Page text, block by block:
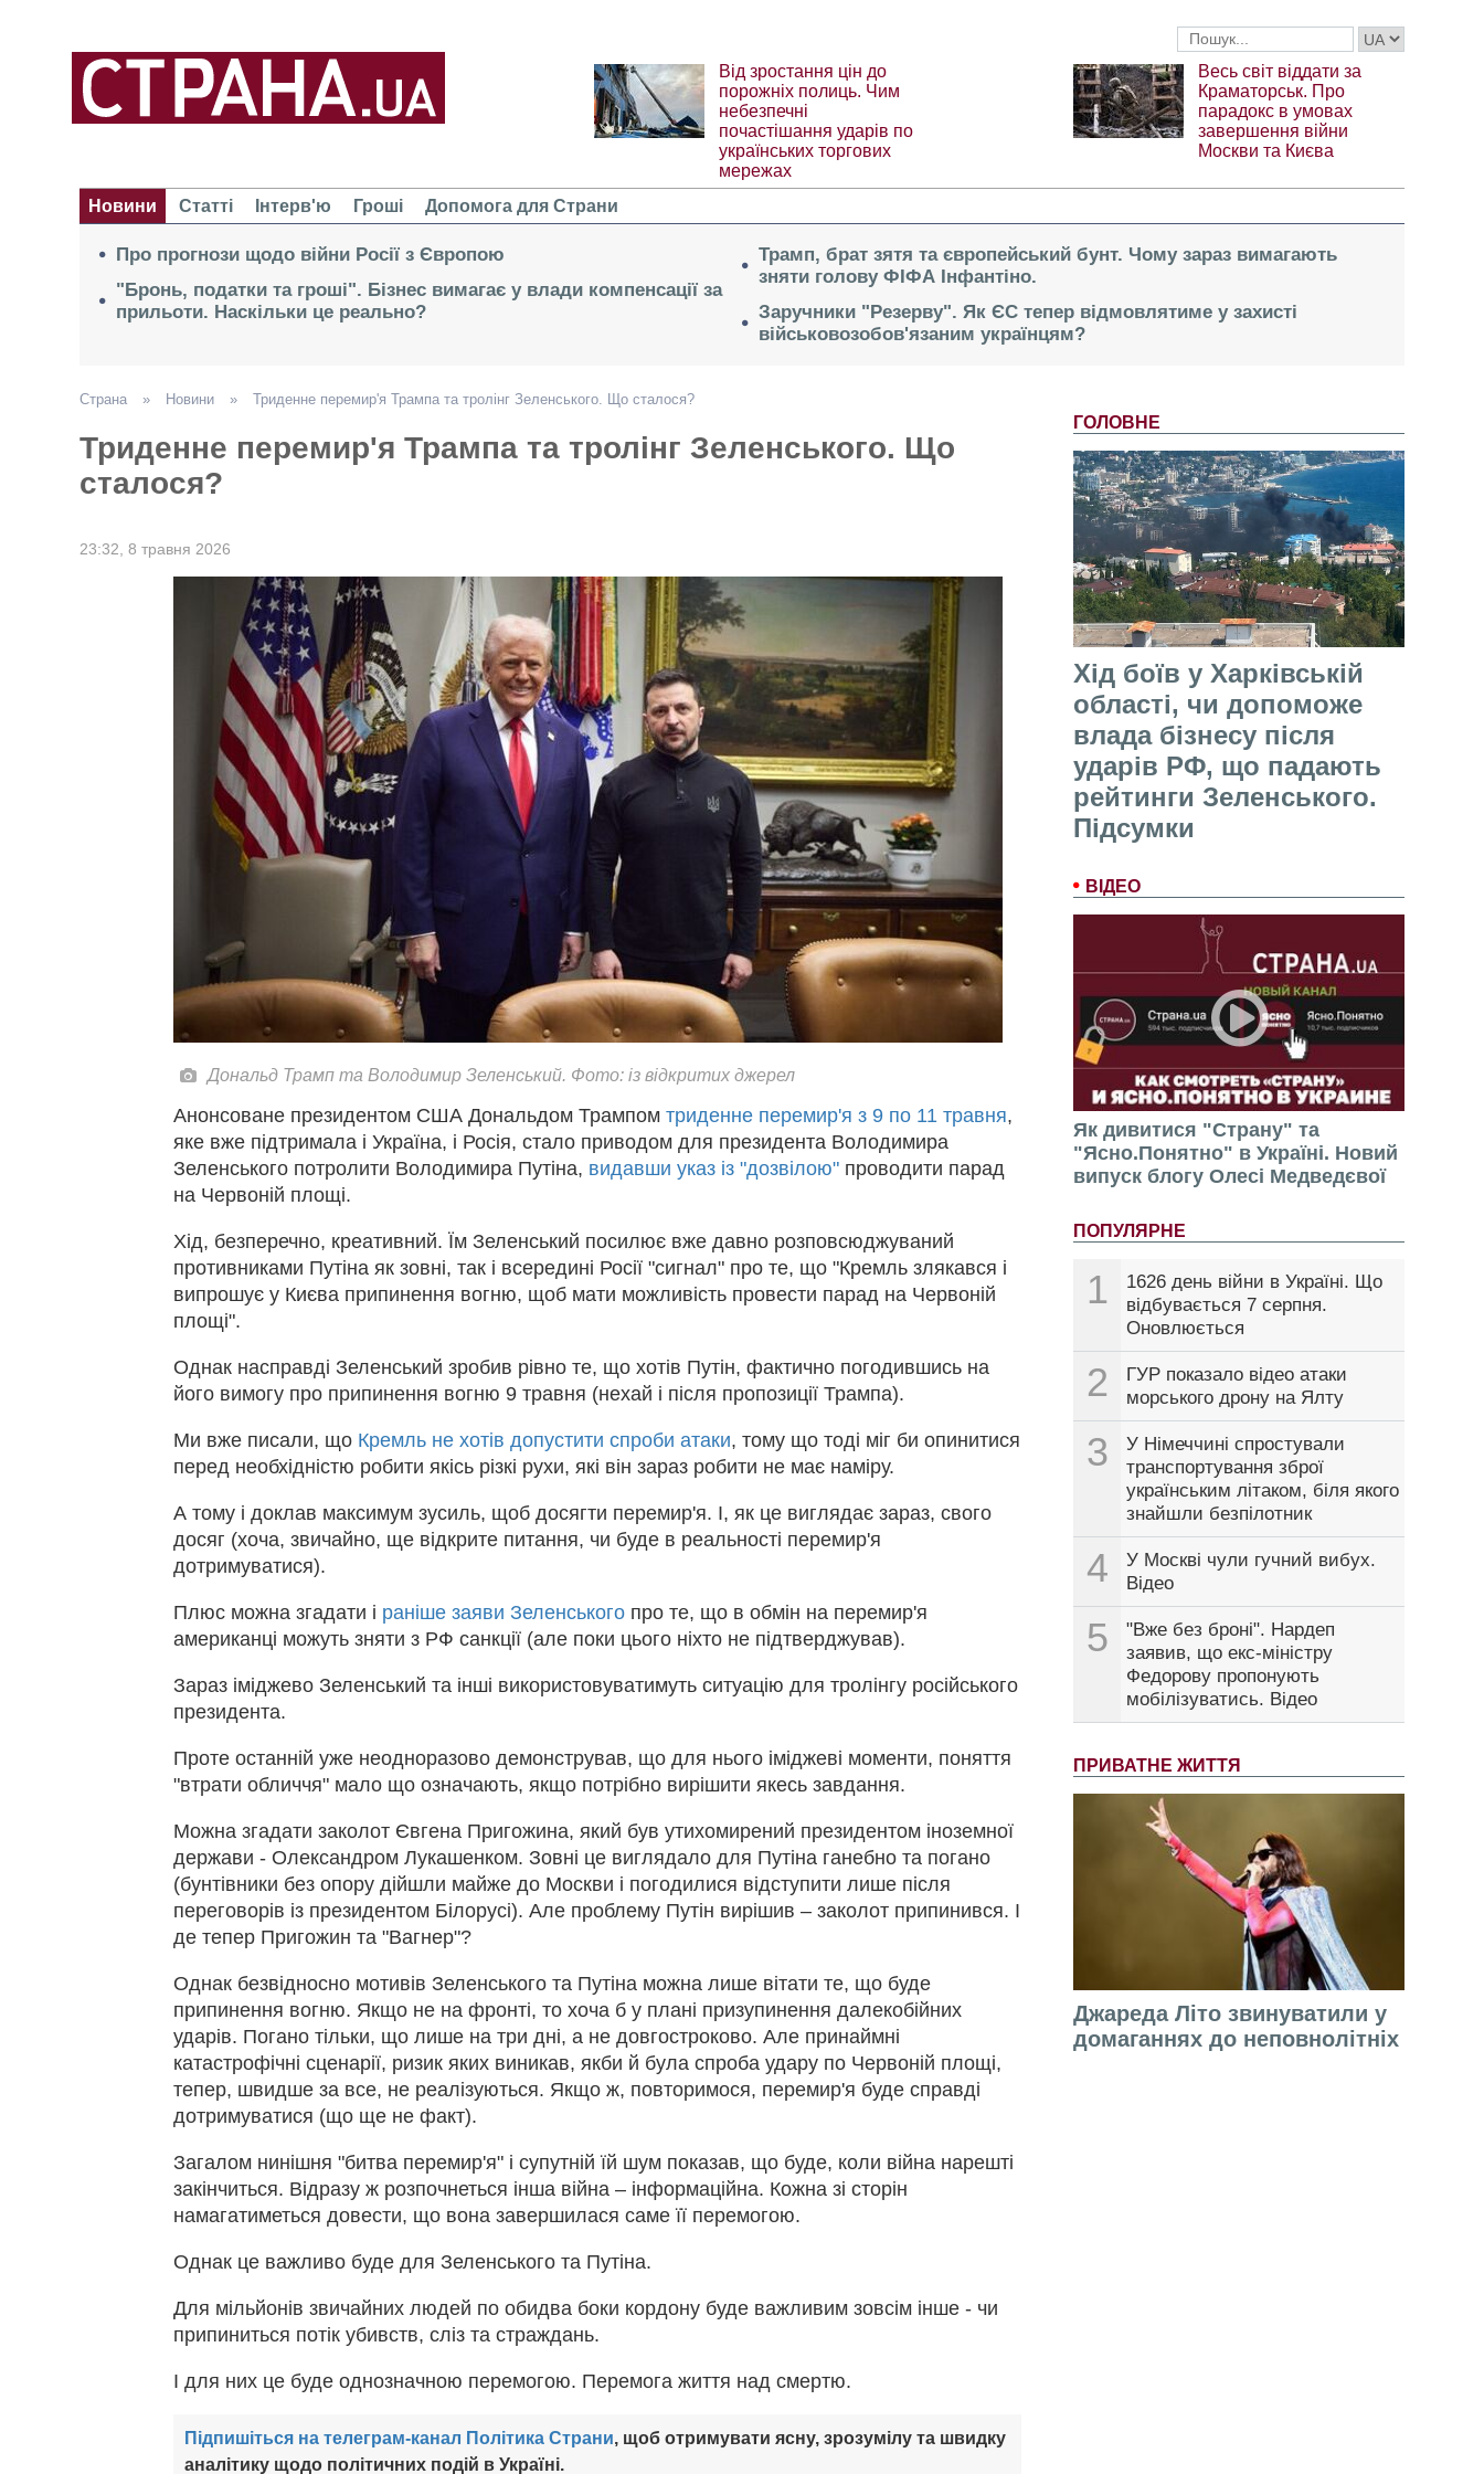
Від зростання цін до
порожніх полиць. Чим
небезпечні
почастішання ударів по
українських торгових
мережах
Весь світ віддати за
Краматорськ. Про
парадокс в умовах
завершення війни
Москви та Києва
Новини Статті Інтерв'ю Гроші Допомога для Страни
Про прогнози щодо війни Росії з Європою
"Бронь, податки та гроші". Бізнес вимагає у влади компенсації за
прильоти. Наскільки це реально?
Трамп, брат зятя та європейський бунт. Чому зараз вимагають
зняти голову ФІФА Інфантіно.
Заручники "Резерву". Як ЄС тепер відмовлятиме у захисті
військовозобов'язаним українцям?
ГОЛОВНЕ
Хід боїв у Харківській
області, чи допоможе
влада бізнесу після
ударів РФ, що падають
рейтинги Зеленського.
Підсумки
ВІДЕО
Як дивитися "Страну" та
"Ясно.Понятно" в Україні. Новий
випуск блогу Олесі Медведєвої
ПОПУЛЯРНЕ
1
1626 день війни в Україні. Що
відбувається 7 серпня.
Оновлюється
2
ГУР показало відео атаки
морського дрону на Ялту
3
У Німеччині спростували
транспортування зброї
українським літаком, біля якого
знайшли безпілотник
4
У Москві чули гучний вибух.
Відео
5
"Вже без броні". Нардеп
заявив, що екс-міністру
Федорову пропонують
мобілізуватись. Відео
ПРИВАТНЕ ЖИТТЯ
Джареда Літо звинуватили у
домаганнях до неповнолітніх
Страна » Новини » Триденне перемир'я Трампа та тролінг Зеленського. Що сталося?
Триденне перемир'я Трампа та тролінг Зеленського. Що
сталося?
23:32, 8 травня 2026
Дональд Трамп та Володимир Зеленський. Фото: із відкритих джерел
Анонсоване президентом США Дональдом Трампомтриденне перемир'я з 9 по 11 травня,
яке вже підтримала і Україна, і Росія, стало приводом для президента Володимира
Зеленського потролити Володимира Путіна, видавши указ із "дозвілою" проводити парад
на Червоній площі.
Хід, безперечно, креативний. Їм Зеленський посилює вже давно розповсюджуваний
противниками Путіна як зовні, так і всередині Росії "сигнал" про те, що "Кремль злякався і
випрошує у Києва припинення вогню, щоб мати можливість провести парад на Червоній
площі".
Однак насправді Зеленський зробив рівно те, що хотів Путін, фактично погодившись на
його вимогу про припинення вогню 9 травня (нехай і після пропозиції Трампа).
Ми вже писали, що Кремль не хотів допустити спроби атаки, тому що тоді міг би опинитися
перед необхідністю робити якісь різкі рухи, які він зараз робити не має наміру.
А тому і доклав максимум зусиль, щоб досягти перемир'я. І, як це виглядає зараз, свого
досяг (хоча, звичайно, ще відкрите питання, чи буде в реальності перемир'я
дотримуватися).
Плюс можна згадати і раніше заяви Зеленського про те, що в обмін на перемир'я
американці можуть зняти з РФ санкції (але поки цього ніхто не підтверджував).
Зараз іміджево Зеленський та інші використовуватимуть ситуацію для тролінгу російського
президента.
Проте останній уже неодноразово демонстрував, що для нього іміджеві моменти, поняття
"втрати обличчя" мало що означають, якщо потрібно вирішити якесь завдання.
Можна згадати заколот Євгена Пригожина, який був утихомирений президентом іноземної
держави - Олександром Лукашенком. Зовні це виглядало для Путіна ганебно та погано
(бунтівники без опору дійшли майже до Москви і погодилися відступити лише після
переговорів із президентом Білорусі). Але проблему Путін вирішив – заколот припинився. І
де тепер Пригожин та "Вагнер"?
Однак безвідносно мотивів Зеленського та Путіна можна лише вітати те, що буде
припинення вогню. Якщо не на фронті, то хоча б у плані призупинення далекобійних
ударів. Погано тільки, що лише на три дні, а не довгостроково. Але принаймні
катастрофічні сценарії, ризик яких виникав, якби й була спроба удару по Червоній площі,
тепер, швидше за все, не реалізуються. Якщо ж, повторимося, перемир'я буде справді
дотримуватися (що ще не факт).
Загалом нинішня "битва перемир'я" і супутній їй шум показав, що буде, коли війна нарешті
закінчиться. Відразу ж розпочнеться інша війна – інформаційна. Кожна зі сторін
намагатиметься довести, що вона завершилася саме її перемогою.
Однак це важливо буде для Зеленського та Путіна.
Для мільйонів звичайних людей по обидва боки кордону буде важливим зовсім інше - чи
припиниться потік убивств, сліз та страждань.
І для них це буде однозначною перемогою. Перемога життя над смертю.
Підпишіться на телеграм-канал Політика Страни, щоб отримувати ясну, зрозумілу та швидку
аналітику щодо політичних подій в Україні.